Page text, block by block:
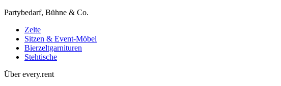
Partybedarf, Bühne & Co.
Zelte
Sitzen & Event-Möbel
Bierzeltgarnituren
Stehtische
Über every.rent